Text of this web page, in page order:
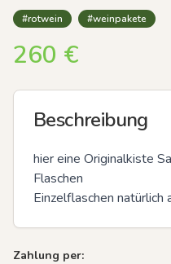
#rotwein #weinpakete
260 €
Beschreibung
hier eine Originalkiste
Flaschen
Einzelflaschen natürlich
Zahlung per: